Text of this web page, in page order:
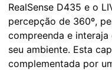
RealSense D435 e o
percepção de 360º,
compreenda e
seu ambiente. Esta
complementada por